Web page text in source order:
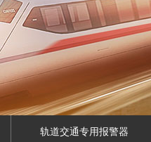
轨道交通专用报警器